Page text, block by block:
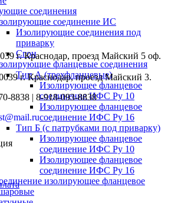
соединения
соединение ИС
Изолирующие соединения под
приварку
Сгон
фланцевые соединения
Тип А (трехфланцевые)
Изолирующее фланцевое
соединение ИФС Ру 10
Изолирующее фланцевое
соединение ИФС Ру 16
Тип Б (с патрубками под приварку)
Изолирующее фланцевое
соединение ИФС Ру 10
Изолирующее фланцевое
соединение ИФС Ру 16
изолирующее фланцевое
г. Краснодар, проезд Майский 5 оф.
г. Краснодар, проезд Майский 3.
8838 | 8-918-093-8838